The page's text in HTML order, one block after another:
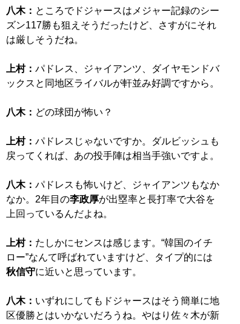
八木： ところでドジャースはメジャー記録のシー
ズン117勝も狙えそうだったけど、さすがにそれ
は厳しそうだね。
上村： パドレス、ジャイアンツ、ダイヤモンドバ
ックスと同地区ライバルが軒並み好調ですから。
八木： どの球団が怖い？
上村： パドレスじゃないですか。ダルビッシュも
戻ってくれば、あの投手陣は相当手強いですよ。
八木： パドレスも怖いけど、ジャイアンツもなか
なか。2年目の李政厚が出塁率と長打率で大谷を
上回っているんだよね。
上村： たしかにセンスは感じます。“韓国のイチ
ロー”なんて呼ばれていますけど、タイプ的には
秋信守に近いと思っています。
八木： いずれにしてもドジャースはそう簡単に地
区優勝とはいかないだろうね。やはり佐々木が新